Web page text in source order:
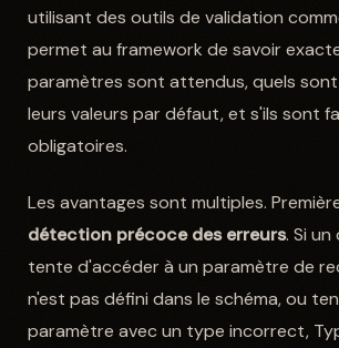
utilisant des outils de validation
permet au framework de savoir
paramètres sont attendus, quels
leurs valeurs par défaut, et s'ils sont
obligatoires.
Les avantages sont multiples.
détection précoce des erreurs. Si
tente d'accéder à un paramètre de
n'est pas défini dans le schéma, ou
paramètre avec un type incorrect,